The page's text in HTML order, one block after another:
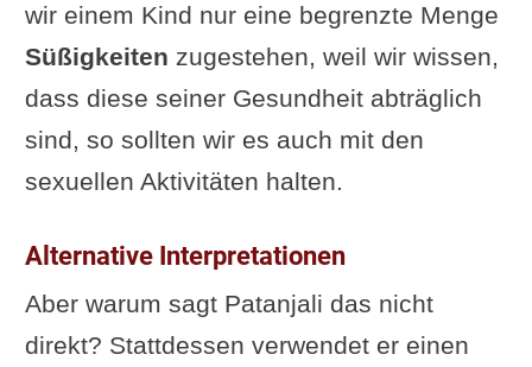
wir einem Kind nur eine begrenzte Menge
Süßigkeiten zugestehen, weil wir wissen,
dass diese seiner Gesundheit abträglich
sind, so sollten wir es auch mit den
sexuellen Aktivitäten halten.
Alternative Interpretationen
Aber warum sagt Patanjali das nicht
direkt? Stattdessen verwendet er einen